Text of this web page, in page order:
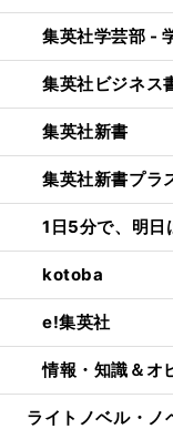
集英社学芸部 -
集英社ビジネス
集英社新書
集英社新書プラ
1日5分で、明
kotoba
e!集英社
情報・知識＆オ
ライトノベル・ノ